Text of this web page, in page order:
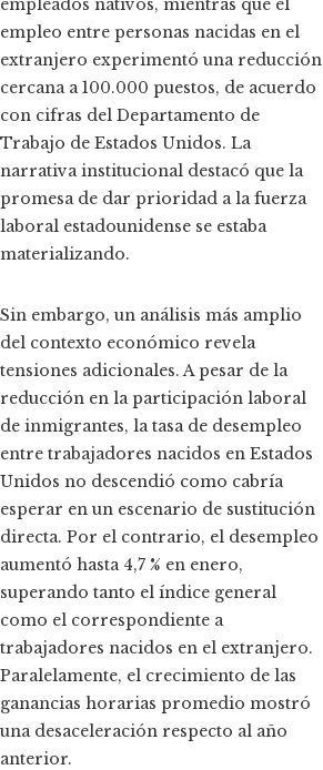
empleados nativos, mientras que el
empleo entre personas nacidas en el
extranjero experimentó una reducción
cercana a 100.000 puestos, de acuerdo
con cifras del Departamento de
Trabajo de Estados Unidos. La
narrativa institucional destacó que la
promesa de dar prioridad a la fuerza
laboral estadounidense se estaba
materializando.
Sin embargo, un análisis más amplio
del contexto económico revela
tensiones adicionales. A pesar de la
reducción en la participación laboral
de inmigrantes, la tasa de desempleo
entre trabajadores nacidos en Estados
Unidos no descendió como cabría
esperar en un escenario de sustitución
directa. Por el contrario, el desempleo
aumentó hasta 4,7 % en enero,
superando tanto el índice general
como el correspondiente a
trabajadores nacidos en el extranjero.
Paralelamente, el crecimiento de las
ganancias horarias promedio mostró
una desaceleración respecto al año
anterior.